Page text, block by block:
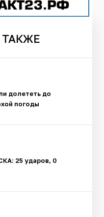
ТАКЖЕ
долететь до
погоды
25 ударов, 0